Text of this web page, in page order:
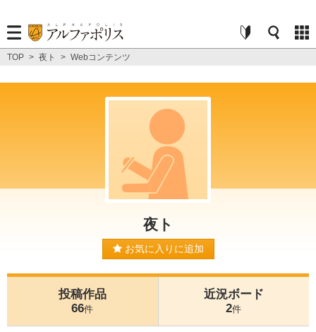
TOP > 夜ト > Webコンテンツ
夜ト
お気に入りに追加
投稿作品
66件
近況ボード
2件